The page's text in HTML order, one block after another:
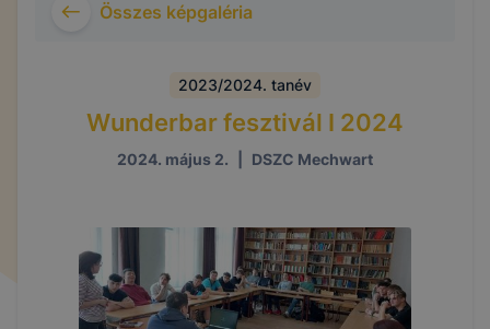
Összes képgaléria
2023/2024. tanév
Wunderbar fesztivál I 2024
2024. május 2. DSZC Mechwart